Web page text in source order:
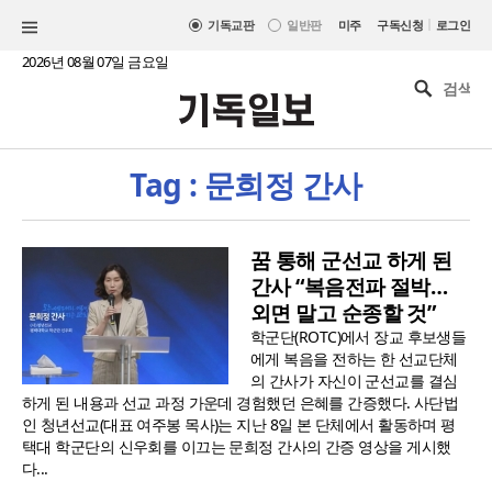
기독교판 일반판 미주 구독신청 | 로그인
2026년 08월 07일 금요일
Tag : 문희정 간사
꿈 통해 군선교 하게 된
간사 “복음전파 절박…
외면 말고 순종할 것”
학군단(ROTC)에서 장교 후보생들
에게 복음을 전하는 한 선교단체
의 간사가 자신이 군선교를 결심
하게 된 내용과 선교 과정 가운데 경험했던 은혜를 간증했다. 사단법
인 청년선교(대표 여주봉 목사)는 지난 8일 본 단체에서 활동하며 평
택대 학군단의 신우회를 이끄는 문희정 간사의 간증 영상을 게시했
다...